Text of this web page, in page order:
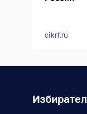
cikrf.ru